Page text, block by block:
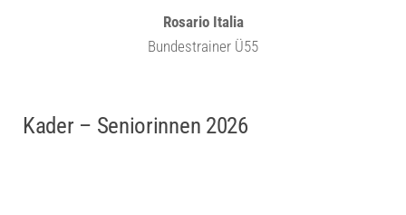
Rosario Italia
Bundestrainer Ü55
Kader – Seniorinnen 2026